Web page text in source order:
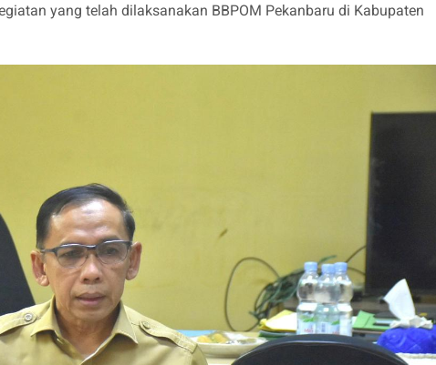
yang telah dilaksanakan BBPOM Pekanbaru di Kabupaten